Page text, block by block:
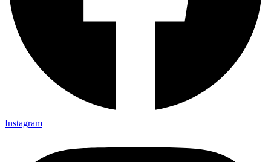
Instagram